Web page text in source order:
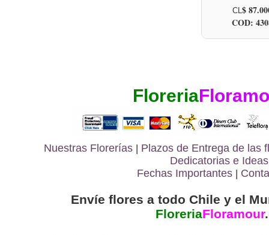
CL$
COD:
Floreria
Nuestras Florerías | Plazos de Entrega de las
Dedicatorias e Ideas
Fechas Importantes |
Envíe flores a todo Chile y el
FloreriaFloramour.